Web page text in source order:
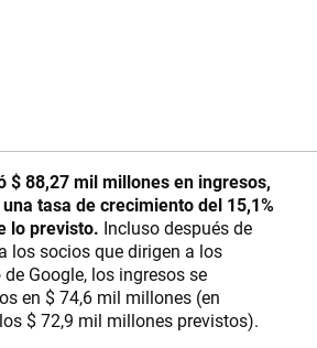
$ 88,27 mil millones en ingresos,
tasa de crecimiento del 15,1%
lo previsto. Incluso después de
los socios que dirigen a los
Google, los ingresos se
en $ 74,6 mil millones (en
$ 72,9 mil millones previstos).